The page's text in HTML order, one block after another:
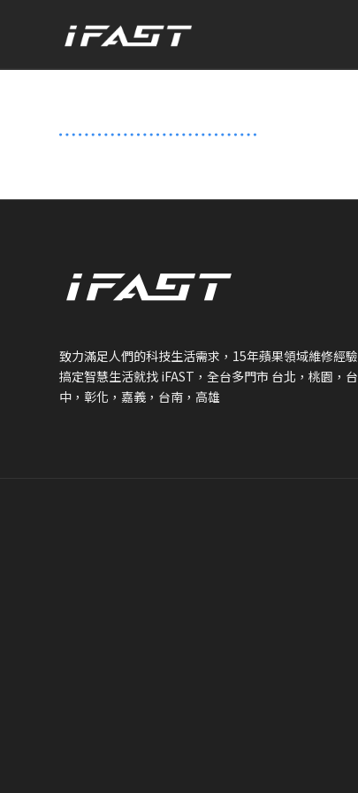
致力滿足人們的科技生活需求， 15年蘋果領域維修經驗
搞定智慧生活就找 iFAST ，全台多門市 台北，桃園，台
中，彰化，嘉義，台南，高雄